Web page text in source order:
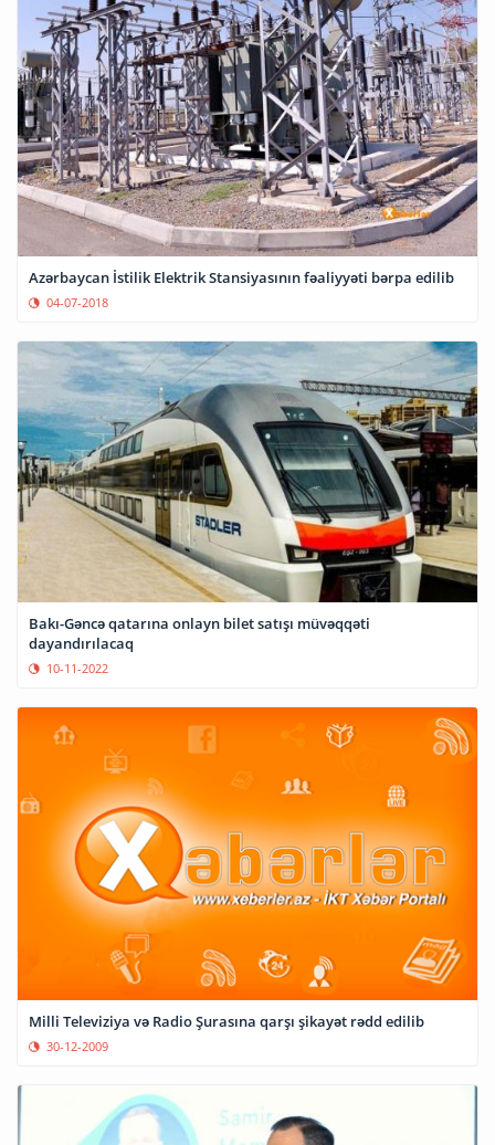
Azərbaycan İstilik Elektrik Stansiyasının fəaliyyəti bərpa edilib
04-07-2018
Bakı-Gəncə qatarına onlayn bilet satışı müvəqqəti
dayandırılacaq
10-11-2022
Milli Televiziya və Radio Şurasına qarşı şikayət rədd edilib
30-12-2009